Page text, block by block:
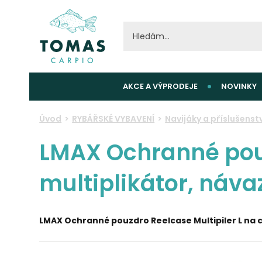
AKCE A VÝPRODEJE NOVINKY
Úvod RYBÁŘSKÉ VYBAVENÍ Navijáky a
LMAX Ochranné
multiplikátor,
LMAX Ochranné pouzdro Reelcase Multipiler L